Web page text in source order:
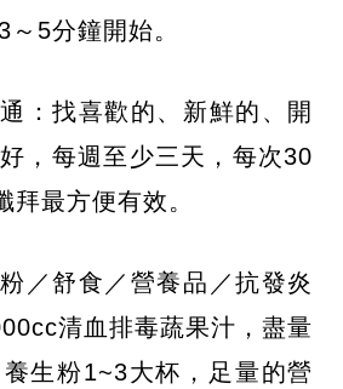
5分鐘開始。
：找喜歡的、新鮮的、開
，每週至少三天，每次30
拜最方便有效。
／舒食／營養品／抗發炎
清血排毒蔬果汁，盡量
生粉1~3大杯，足量的營